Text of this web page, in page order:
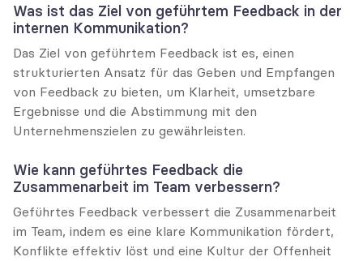
Was ist das Ziel von geführtem Feedback in der
internen Kommunikation?
Das Ziel von geführtem Feedback ist es, einen
strukturierten Ansatz für das Geben und Empfangen
von Feedback zu bieten, um Klarheit, umsetzbare
Ergebnisse und die Abstimmung mit den
Unternehmenszielen zu gewährleisten.
Wie kann geführtes Feedback die
Zusammenarbeit im Team verbessern?
Geführtes Feedback verbessert die Zusammenarbeit
im Team, indem es eine klare Kommunikation fördert,
Konflikte effektiv löst und eine Kultur der Offenheit